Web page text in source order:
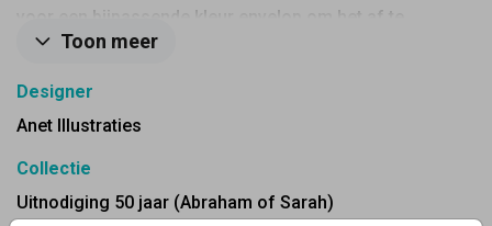
voor een bijpassende kleur envelop om het af te
maken.Toon meer
Designer
Anet Illustraties
Collectie
Uitnodiging 50 jaar (Abraham of Sarah)